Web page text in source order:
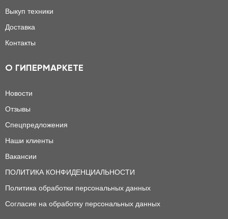
Выкуп техники
Доставка
Контакты
О ГИПЕРМАРКЕТЕ
Новости
Отзывы
Спецпредложения
Наши клиенты
Вакансии
ПОЛИТИКА КОНФИДЕНЦИАЛЬНОСТИ
Политика обработки персональных данных
Согласие на обработку персональных данных